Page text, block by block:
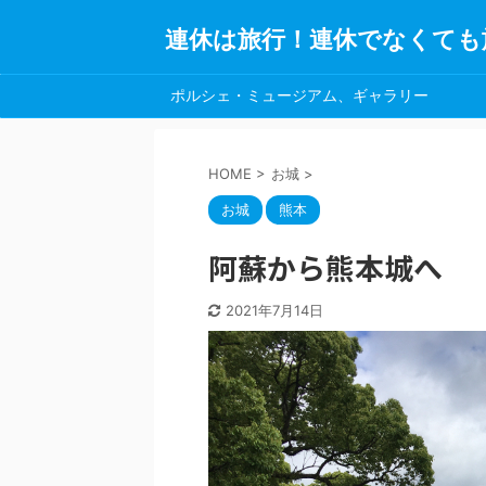
連休は旅行！連休でなくて
ポルシェ・ミュージアム、ギャラリー
HOME > お城 >
お城 熊本
阿蘇から熊本城へ
2021年7月14日